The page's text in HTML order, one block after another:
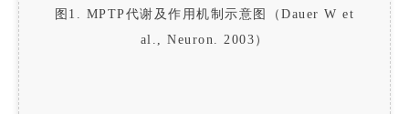
图1. MPTP代谢及作用机制示意图（Dauer W et
al., Neuron. 2003）